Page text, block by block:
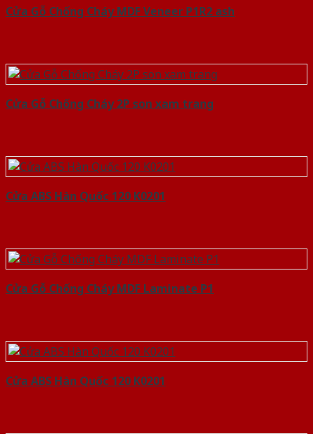
Cửa Gỗ Chống Cháy MDF Veneer P1R2 ash
Cửa Gỗ Chống Cháy 2P son xam trang
Cửa ABS Hàn Quốc 120 K0201
Cửa Gỗ Chống Cháy MDF Laminate P1
Cửa ABS Hàn Quốc 120 K0201